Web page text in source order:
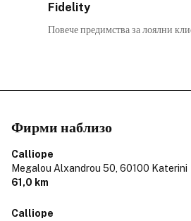
Fidelity
Повече предимства за лоялни
Фирми наблизо
Calliope
Megalou Alxandrou 50, 60100 Katerini
61,0 km
Calliope